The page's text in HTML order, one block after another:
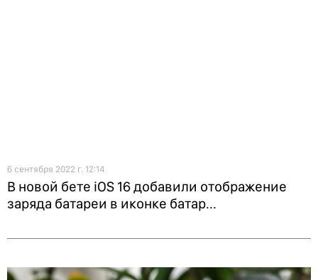
6 сентября 2022 г. 12:14
В новой бете iOS 16 добавили отображение
заряда батареи в иконке батар...